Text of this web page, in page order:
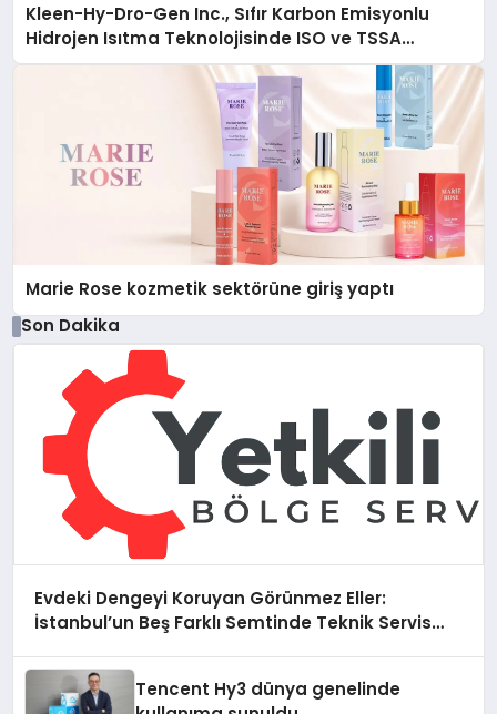
Kleen-Hy-Dro-Gen Inc., Sıfır Karbon Emisyonlu
Hidrojen Isıtma Teknolojisinde ISO ve TSSA
Düzenleyici Onaylarını Aldı
Marie Rose kozmetik sektörüne giriş yaptı
Son Dakika
Evdeki Dengeyi Koruyan Görünmez Eller:
İstanbul’un Beş Farklı Semtinde Teknik Servis
Tencent Hy3 dünya genelinde